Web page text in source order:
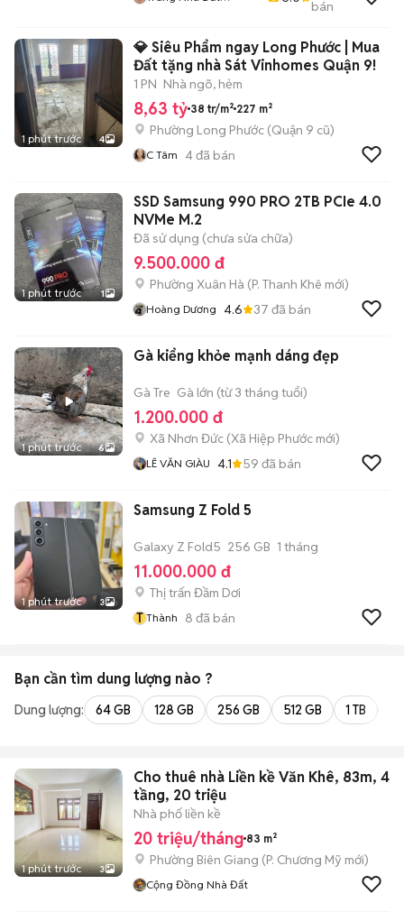
bán
1 phút trước 4
💎 Siêu Phẩm ngay Long Phước | Mua
Đất tặng nhà Sát Vinhomes Quận 9!
1 PN Nhà ngõ, hẻm
8,63 tỷ 38 tr/m² 227 m²
Phường Long Phước (Quận 9 cũ)
C Tâm 4đã bán
1 phút trước 1
SSD Samsung 990 PRO 2TB PCIe 4.0
NVMe M.2
Đã sử dụng (chưa sửa chữa)
9.500.000 đ
Phường Xuân Hà (P. Thanh Khê mới)
Hoàng Dương 4.6 37 đã bán
1 phút trước 6
Gà kiểng khỏe mạnh dáng đẹp
Gà Tre Gà lớn (từ 3 tháng tuổi)
1.200.000 đ
Xã Nhơn Đức (Xã Hiệp Phước mới)
LÊ VĂN GIÀU 4.1 59 đã bán
1 phút trước 3
Samsung Z Fold 5
Galaxy Z Fold5 256 GB 1 tháng
11.000.000 đ
Thị trấn Đầm Dơi
T Thành 8 đã bán
Bạn cần tìm dung lượng nào ?
Dung lượng: 64 GB 128 GB 256 GB 512 GB 1 TB
1 phút trước 3
Cho thuê nhà Liền kề Văn Khê, 83m, 4
tầng, 20 triệu
Nhà phố liền kề
20 triệu/tháng 83 m²
Phường Biên Giang (P. Chương Mỹ mới)
Cộng Đồng Nhà Đất